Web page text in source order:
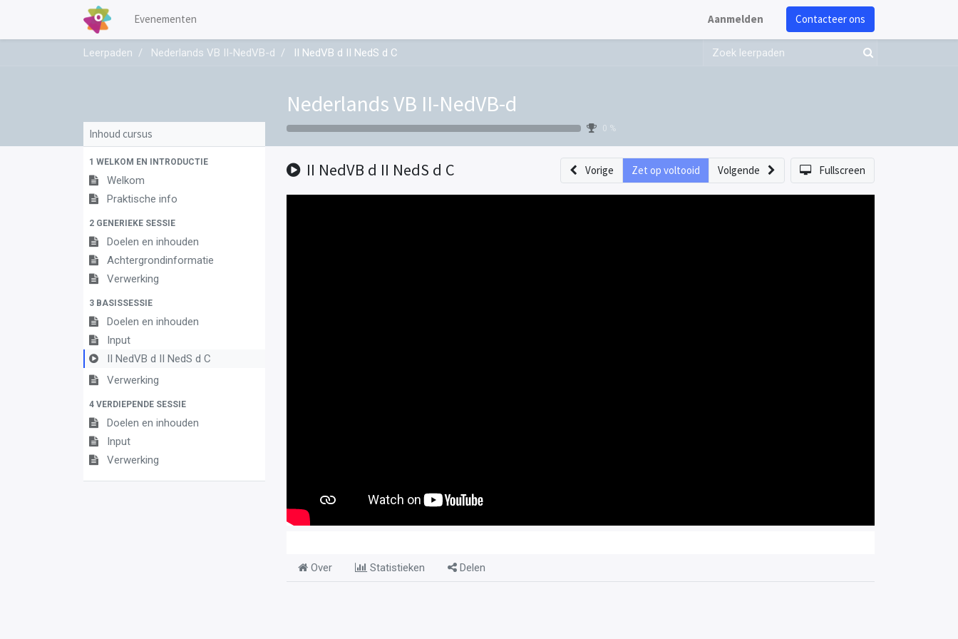
Evenementen Aanmelden Contacteer ons
Leerpaden Nederlands VB II-NedVB-d II NedVB d II NedS d C
Nederlands VB II-NedVB-d
0 %
Inhoud cursus
1 WELKOM EN INTRODUCTIE
Welkom
Praktische info
2 GENERIEKE SESSIE
Doelen en inhouden
Achtergrondinformatie
Verwerking
3 BASISSESSIE
Doelen en inhouden
Input
II NedVB d II NedS d C
Verwerking
4 VERDIEPENDE SESSIE
Doelen en inhouden
Input
Verwerking
II NedVB d II NedS d C Vorige Zet op voltooid Volgende Fullscreen
Over Statistieken Delen